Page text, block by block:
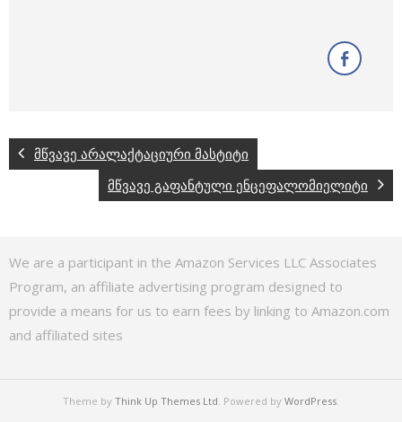
მწვავე არალაქტაციური მასტიტი
მწვავე გაფანტული ენცეფალომიელიტი
We are a participant in the Amazon Services LLC Associates
Program, an affiliate advertising program designed to
provide a means for us to earn fees by linking to Amazon.com
and affiliated sites
Theme by Think Up Themes Ltd. Powered by WordPress.